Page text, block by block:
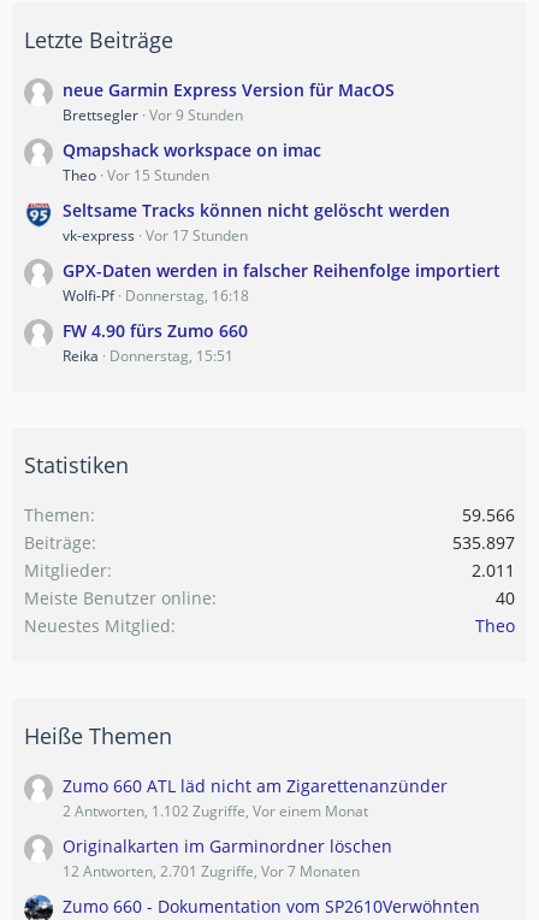
Letzte Beiträge
neue Garmin Express Version für MacOS
Brettsegler Vor 9 Stunden
Qmapshack workspace on imac
Theo Vor 15 Stunden
Seltsame Tracks können nicht gelöscht werden
vk-express Vor 17 Stunden
GPX-Daten werden in falscher Reihenfolge importiert
Wolfi-Pf Donnerstag, 16:18
FW 4.90 fürs Zumo 660
Reika Donnerstag, 15:51
Statistiken
Themen
59.566
Beiträge
535.897
Mitglieder
2.011
Meiste Benutzer online
40
Neuestes Mitglied
Theo
Heiße Themen
Zumo 660 ATL läd nicht am Zigarettenanzünder
2 Antworten, 1.102 Zugriffe, Vor einem Monat
Originalkarten im Garminordner löschen
12 Antworten, 2.701 Zugriffe, Vor 7 Monaten
Zumo 660 - Dokumentation vom SP2610Verwöhnten